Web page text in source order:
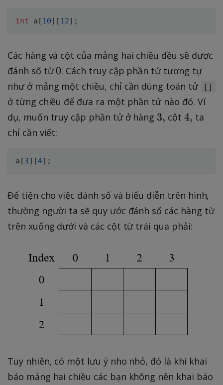
int a [ 10] [ 12] ;
Các hàng và cột của mảng hai chiều đều sẽ được
đánh số từ0
0. Cách truy cập phần tử tương tự
như ở mảng một chiều, chỉ cần dùng toán tử
[]
ở từng chiều để đưa ra một phần tử nào đó. Ví
dụ, muốn truy cập phần tử ở hàng 3
3, cột 4
4, ta
chỉ cần viết:
a [3] [4] ;
Để tiện cho việc đánh số và biểu diễn trên hình,
thường người ta sẽ quy ước đánh số các hàng từ
trên xuống dưới và các cột từ trái qua phải:
Tuy nhiên, có một lưu ý nho nhỏ, đó là khi khai
báo mảng hai chiều các bạn không nên khai báo